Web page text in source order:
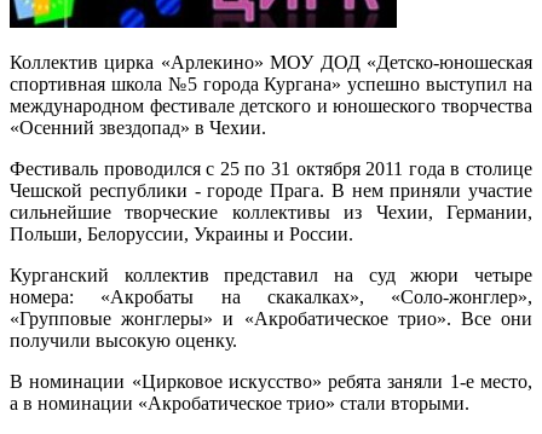
Коллектив цирка «Арлекино» МОУ ДОД «Детско-юношеская
спортивная школа №5 города Кургана» успешно выступил на
международном фестивале детского и юношеского творчества
«Осенний звездопад» в Чехии.
Фестиваль проводился с 25 по 31 октября 2011 года в столице
Чешской республики - городе Прага. В нем приняли участие
сильнейшие творческие коллективы из Чехии, Германии,
Польши, Белоруссии, Украины и России.
Курганский коллектив представил на суд жюри четыре
номера: «Акробаты на скакалках», «Соло-жонглер»,
«Групповые жонглеры» и «Акробатическое трио». Все они
получили высокую оценку.
В номинации «Цирковое искусство» ребята заняли 1-е место,
а в номинации «Акробатическое трио» стали вторыми.